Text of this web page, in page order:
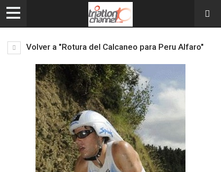
Volver a "Rotura del Calcaneo para Peru Alfaro"